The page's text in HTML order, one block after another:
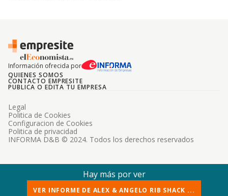
Información ofrecida por
QUIENES SOMOS
CONTACTO EMPRESITE
PUBLICA O EDITA TU EMPRESA
INFORMA D&B © 2024. Todos los derechos reservados
Legal
Politica de Cookies
Configuracion de Cookies
Politica de privacidad
Hay más por ver
VER INFORME DE ALEX & ANGELO RIB SHACK ...